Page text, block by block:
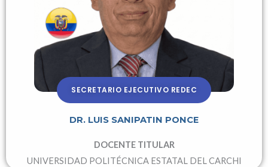
SECRETARIO EJECUTIVO REDEC
DR. LUIS SANIPATIN PONCE
DOCENTE TITULAR
UNIVERSIDAD POLITÉCNICA ESTATAL DEL CARCHI